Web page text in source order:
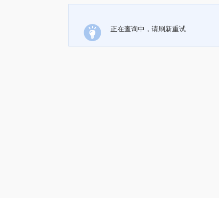
正在查询中，请刷新重试